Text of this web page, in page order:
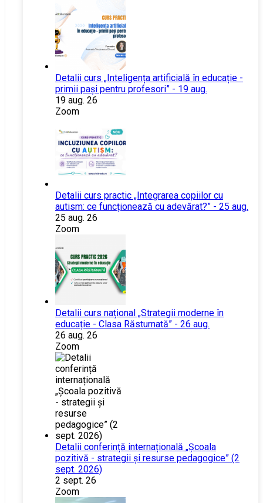
Detalii curs „Inteligența artificială în educație -
primii pași pentru profesori” - 19 aug.
19 aug. 26
Zoom
Detalii curs practic „Integrarea copiilor cu
autism: ce funcționează cu adevărat?” - 25 aug.
25 aug. 26
Zoom
Detalii curs național „Strategii moderne în
educație - Clasa Răsturnată” - 26 aug.
26 aug. 26
Zoom
Detalii conferință internațională „Școala
pozitivă - strategii și resurse pedagogice” (2
sept. 2026)
2 sept. 26
Zoom